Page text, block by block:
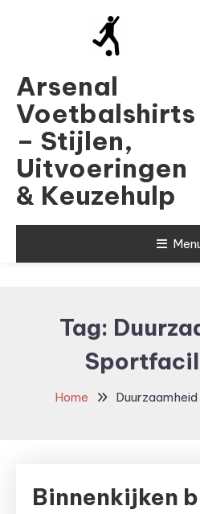
Arsenal
Voetbalshirts
– Stijlen,
Uitvoeringen
& Keuzehulp
Tag:
Home
Binnenkijken